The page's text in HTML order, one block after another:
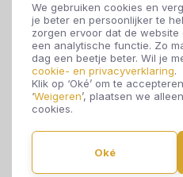
We gebruiken cookies en
je beter en persoonlijker te
zorgen ervoor dat de
een analytische functie. Zo
dag een beetje beter. Wil je
cookie- en privacyverklaring.
Klik op ‘Oké’ om te
‘Weigeren’, plaatsen we
cookies.
Oké
Cibo
4814